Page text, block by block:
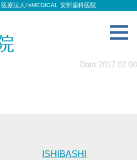
療法人I’sMEDICAL 安部歯科医院
Date:2017.02.08
ISHIBASHI